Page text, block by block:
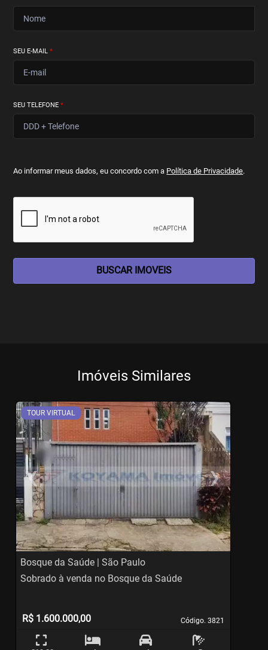
SEU E-MAIL*
SEU TELEFONE*
Ao informar meus dados, eu concordo com a Política de Privacidade.
BUSCAR IMOVEIS
Imóveis Similares
TOUR VIRTUAL
‹
Previous
›
Bosque da Saúde | São Paulo
Código. 3821
Código. 3821
Sobrado à venda no Bosque da Saúde
R$ 1.600.000,00